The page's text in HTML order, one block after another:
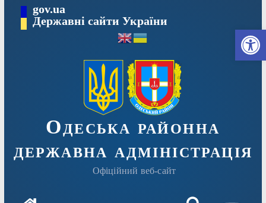
Перейтиgov.ua
Державні сайти України
Одеська районна
державна адміністрація
Офіційний веб-сайт